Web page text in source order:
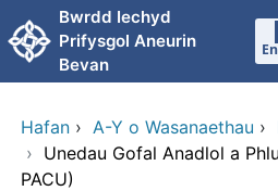
Neidio i'r prif gynnwy
Bwrdd Iechyd
Prifysgol Aneurin
Bevan
Hafan › A-Y o Wasanaethau ›
› Unedau Gofal Anadlol a
PACU)